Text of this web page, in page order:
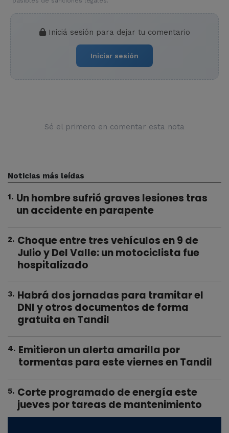
Iniciá sesión para dejar tu comentario
Iniciar sesión
Sé el primero en comentar esta nota
Noticias más leídas
1. Un hombre sufrió graves lesiones tras
un accidente en parapente
2. Choque entre tres vehículos en 9 de
Julio y Del Valle: un motociclista fue
hospitalizado
3. Habrá dos jornadas para tramitar el
DNI y otros documentos de forma
gratuita en Tandil
4. Emitieron un alerta amarilla por
tormentas para este viernes en Tandil
5. Corte programado de energía este
jueves por tareas de mantenimiento